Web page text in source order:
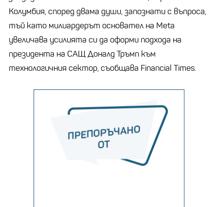
Колумбия, според двама души, запознати с въпроса,
тъй като милиардерът основател на Meta
увеличава усилията си да оформи подхода на
президента на САЩ Доналд Тръмп към
технологичния сектор, съобщава Financial Times.